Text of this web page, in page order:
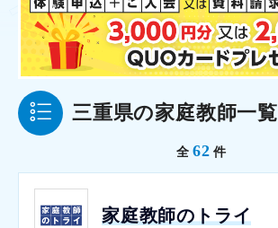
三重県の家庭教師一覧
全 62 件
家庭教師のトライ